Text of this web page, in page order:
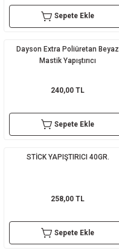
Sepete Ekle
Dayson Extra Poliüretan Beyaz
Mastik Yapıştırıcı
240,00 TL
Sepete Ekle
STİCK YAPIŞTIRICI 40GR.
258,00 TL
Sepete Ekle